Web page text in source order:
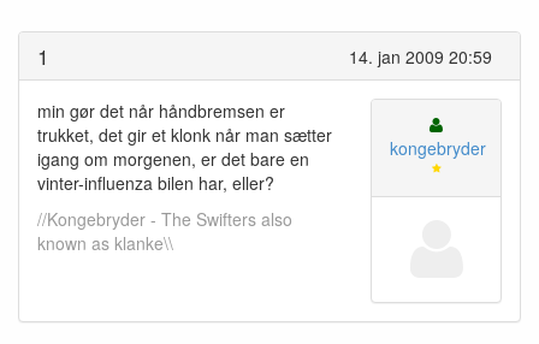
14. jan 2009 20:59
1
min gør det når håndbremsen er
trukket, det gir et klonk når man sætter
igang om morgenen, er det bare en
vinter-influenza bilen har, eller?
//Kongebryder - The Swifters also
known as klanke\\
kongebryder